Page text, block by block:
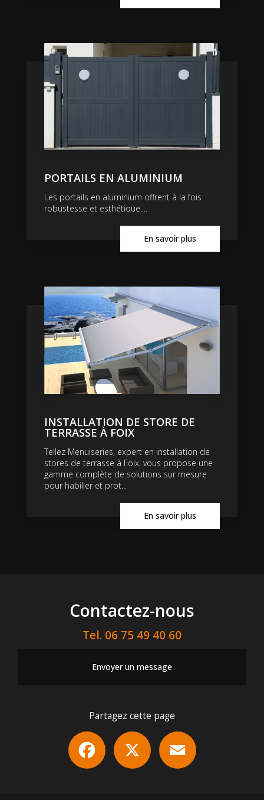
PORTAILS EN ALUMINIUM
Les portails en aluminium offrent à la fois
robustesse et esthétique....
En savoir plus
INSTALLATION DE STORE DE
TERRASSE À FOIX
Tellez Menuiseries, expert en installation de
stores de terrasse à Foix, vous propose une
gamme complète de solutions sur mesure
pour habiller et prot...
En savoir plus
Contactez-nous
Tel. 06 75 49 40 60
Envoyer un message
Partagez cette page
Facebook